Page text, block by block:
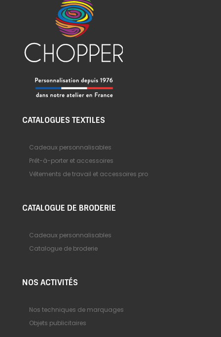
CATALOGUES TEXTILES
Cadeaux personnalisables
Prêt-à-porter et accessoires
Vêtements de travail et accessoires pro
CATALOGUE DE BRODERIE
Cadeaux personnalisables
Catalogue de broderie
NOS ACTIVITÉS
Nos techniques de marquages
Objets publicitaires